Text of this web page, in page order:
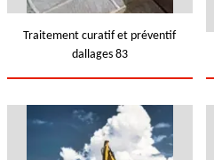
Traitement curatif et préventif
dallages 83